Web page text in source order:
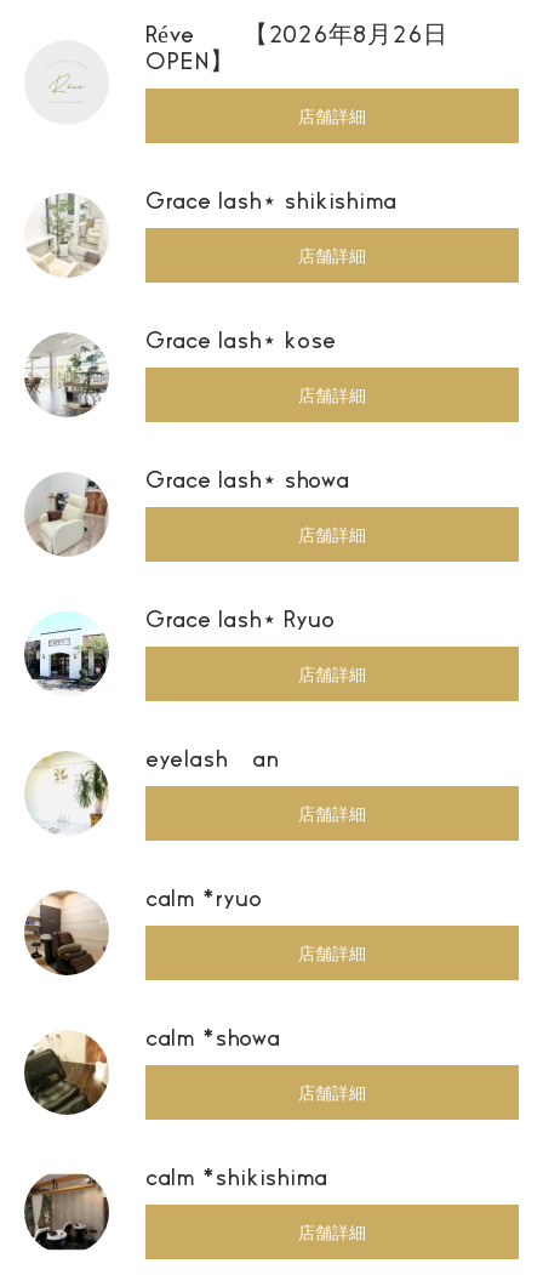
Réve 【2026年8月26日
OPEN】
店舗詳細
Grace lash⋆ shikishima
店舗詳細
Grace lash⋆ kose
店舗詳細
Grace lash⋆ showa
店舗詳細
Grace lash⋆ Ryuo
店舗詳細
eyelash an
店舗詳細
calm *ryuo
店舗詳細
calm *showa
店舗詳細
calm *shikishima
店舗詳細